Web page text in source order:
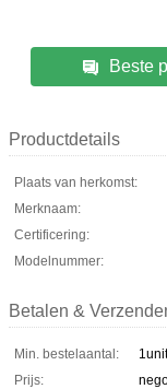
Beste
Productdetails
Plaats van herkomst:
Merknaam:
Certificering:
Modelnummer:
Betalen &
Min. bestelaantal:
1unit
Prijs: